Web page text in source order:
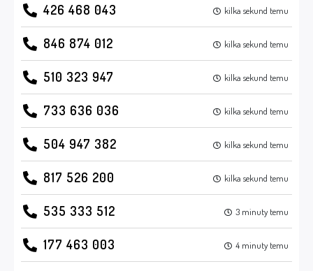
426 468 043 kilka sekund temu
846 874 012 kilka sekund temu
510 323 947 kilka sekund temu
733 636 036 kilka sekund temu
504 947 382 kilka sekund temu
817 526 200 kilka sekund temu
535 333 512 3 minuty temu
177 463 003 4 minuty temu